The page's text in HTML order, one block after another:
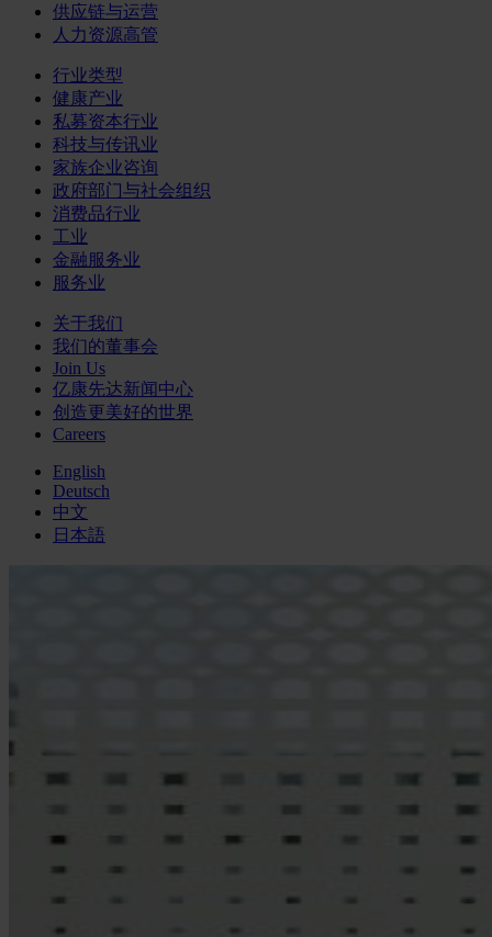
供应链与运营
人力资源高管
行业类型
健康产业
私募资本行业
科技与传讯业
家族企业咨询
政府部门与社会组织
消费品行业
工业
金融服务业
服务业
关于我们
我们的董事会
Join Us
亿康先达新闻中心
创造更美好的世界
Careers
English
Deutsch
中文
日本語